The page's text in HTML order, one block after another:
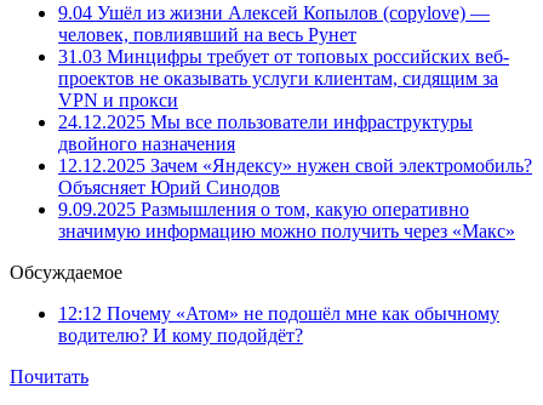
9.04 Ушёл из жизни Алексей Копылов (copylove) —
человек, повлиявший на весь Рунет
31.03 Минцифры требует от топовых российских веб-
проектов не оказывать услуги клиентам, сидящим за
VPN и прокси
24.12.2025 Мы все пользователи инфраструктуры
двойного назначения
12.12.2025 Зачем «Яндексу» нужен свой электромобиль?
Объясняет Юрий Синодов
9.09.2025 Размышления о том, какую оперативно
значимую информацию можно получить через «Макс»
Обсуждаемое
12:12 Почему «Атом» не подошёл мне как обычному
водителю? И кому подойдёт?
Почитать